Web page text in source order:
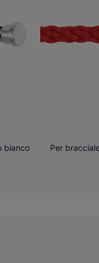
bianco
Per